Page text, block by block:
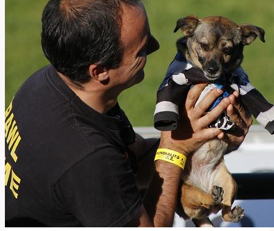
v
angličtině?